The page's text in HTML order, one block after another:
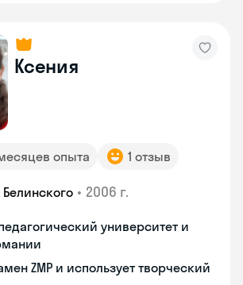
Ксения
опыта 1 отзыв
Белинского • 2006 г.
университет и
ZMP и использует творческий